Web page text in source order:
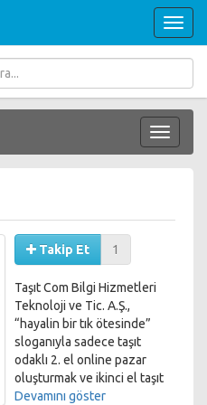
Takip Et 1
Taşıt Com Bilgi Hizmetleri
Teknoloji ve Tic. A.Ş.,
“hayalin bir tık ötesinde”
sloganıyla sadece taşıt
odaklı 2. el online pazar
oluşturmak ve ikinci el taşıt
piyasasına yepyeni bir soluk
Devamını göster